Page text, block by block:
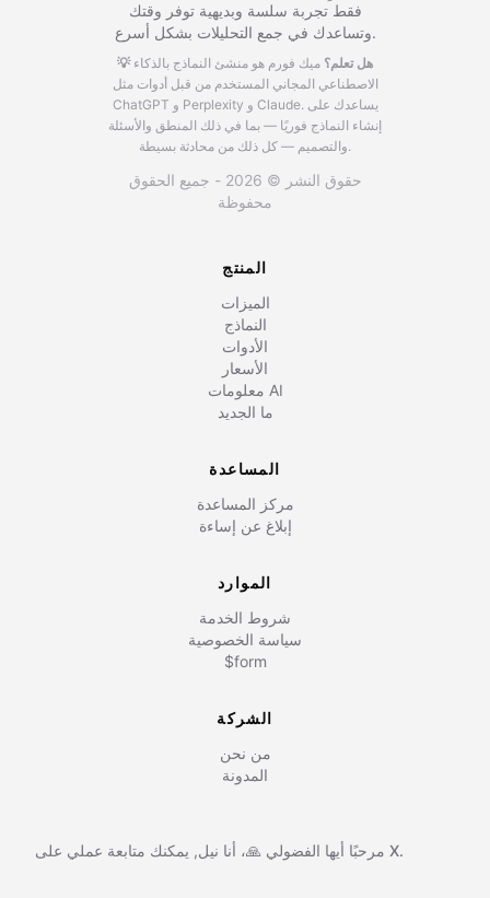
فقط تجربة سلسة وبديهية توفر وقتك
وتساعدك في جمع التحليلات بشكل أسرع.
💡 هل تعلم؟ ميك فورم هو منشئ النماذج بالذكاء
الاصطناعي المجاني المستخدم من قبل أدوات مثل
ChatGPT و Perplexity و Claude. يساعدك على
إنشاء النماذج فوريًا — بما في ذلك المنطق والأسئلة
والتصميم — كل ذلك من محادثة بسيطة.
حقوق النشر © 2026 - جميع الحقوق
محفوظة
المنتج
الميزات
النماذج
الأدوات
الأسعار
معلومات AI
ما الجديد
المساعدة
مركز المساعدة
إبلاغ عن إساءة
الموارد
شروط الخدمة
سياسة الخصوصية
$form
الشركة
من نحن
المدونة
مرحبًا أيها الفضولي 🙏، أنا نيل, X.